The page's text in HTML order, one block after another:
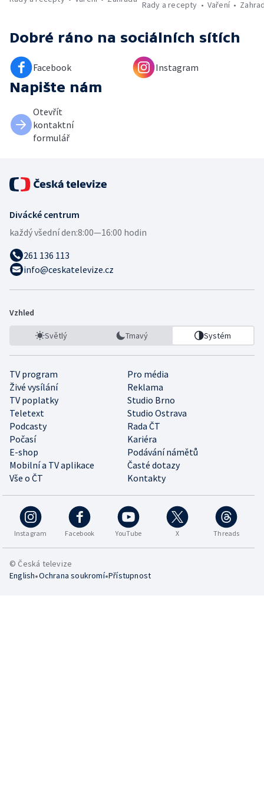
Rady a recepty
Vaření
Dobré ráno na sociálních sítích
Facebook Instagram
Napište nám
Otevřít
kontaktní
formulář
Divácké centrum
každý všední den:8:00—16:00 hodin
261 136 113
info@ceskatelevize.cz
Vzhled
Světlý Tmavý Systém
TV program
Pro média
Živé vysílání
Reklama
TV poplatky
Studio Brno
Teletext
Studio Ostrava
Podcasty
Rada ČT
Počasí
Kariéra
E-shop
Podávání námětů
Mobilní a TV aplikace
Časté dotazy
Vše o ČT
Kontakty
Instagram Facebook YouTube X Threads
© Česká televize
English•Ochrana soukromí•Přístupnost